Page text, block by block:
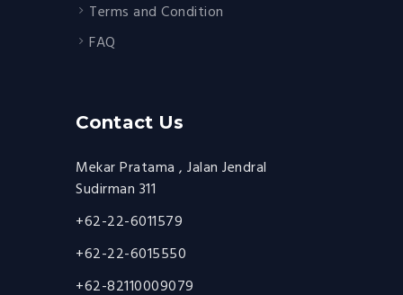
Terms and Condition
FAQ
Contact Us
Mekar Pratama , Jalan Jendral
Sudirman 311
+62-22-6011579
+62-22-6015550
+62-82110009079